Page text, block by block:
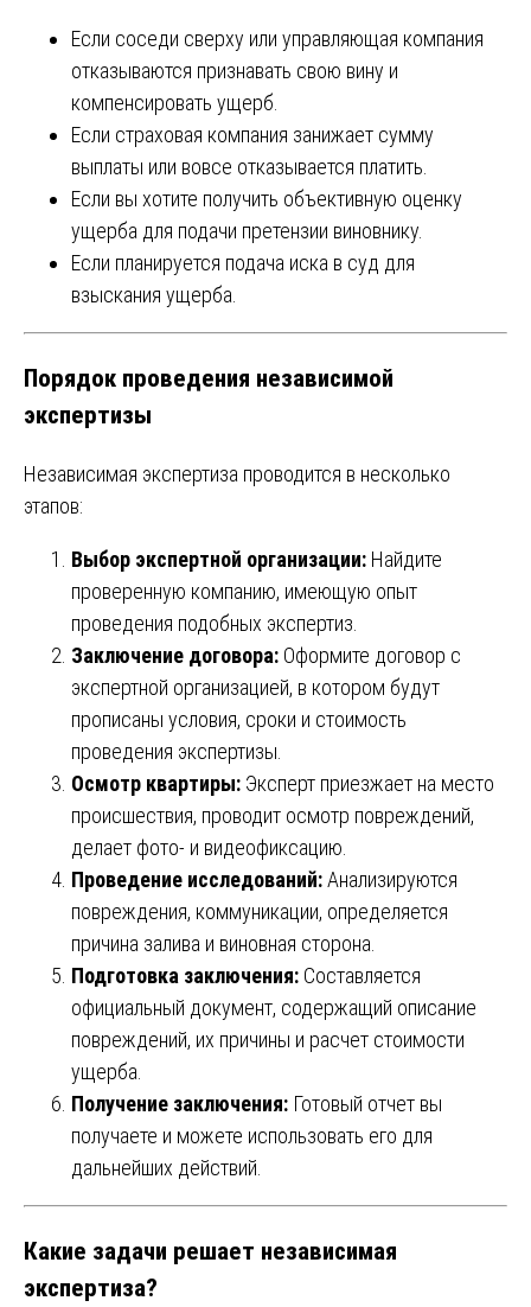
Если соседи сверху или управляющая компания
отказываются признавать свою вину и
компенсировать ущерб.
Если страховая компания занижает сумму
выплаты или вовсе отказывается платить.
Если вы хотите получить объективную оценку
ущерба для подачи претензии виновнику.
Если планируется подача иска в суд для
взыскания ущерба.
Порядок проведения независимой
экспертизы
Независимая экспертиза проводится в несколько
этапов:
Выбор экспертной организации: Найдите
проверенную компанию, имеющую опыт
проведения подобных экспертиз.
Заключение договора: Оформите договор с
экспертной организацией, в котором будут
прописаны условия, сроки и стоимость
проведения экспертизы.
Осмотр квартиры: Эксперт приезжает на место
происшествия, проводит осмотр повреждений,
делает фото- и видеофиксацию.
Проведение исследований:Анализируются
повреждения, коммуникации, определяется
причина залива и виновная сторона.
Подготовка заключения: Составляется
официальный документ, содержащий описание
повреждений, их причины и расчет стоимости
ущерба.
Получение заключения: Готовый отчет вы
получаете и можете использовать его для
дальнейших действий.
Какие задачи решает независимая
экспертиза?